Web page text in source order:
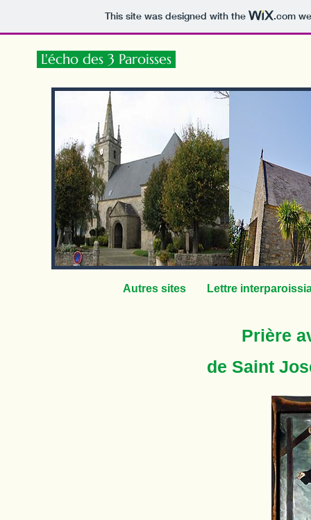
This site was designed with the .com
L'écho des 3 Paroisses
Autres sites Lettre
Prière
de Saint